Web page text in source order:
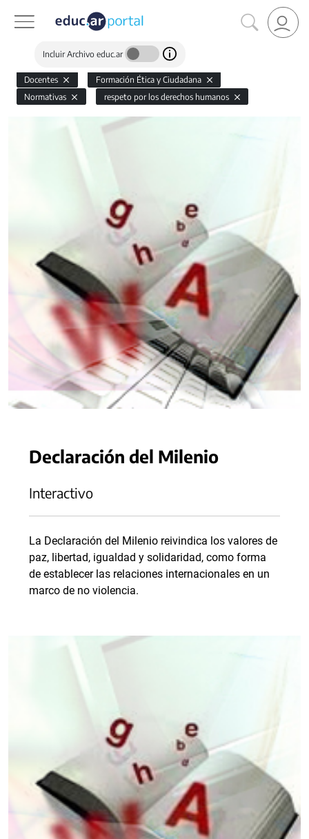
Incluir Archivo educ.ar
Docentes
Formación Ética y Ciudadana
Normativas
respeto por los derechos humanos
Declaración del Milenio
Interactivo
La Declaración del Milenio reivindica los valores de
paz, libertad, igualdad y solidaridad, como forma
de establecer las relaciones internacionales en un
marco de no violencia.